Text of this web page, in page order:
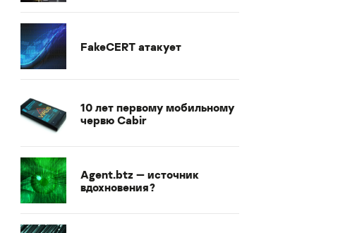
FakeCERT атакует
10 лет первому мобильному
червю Cabir
Agent.btz — источник
вдохновения?